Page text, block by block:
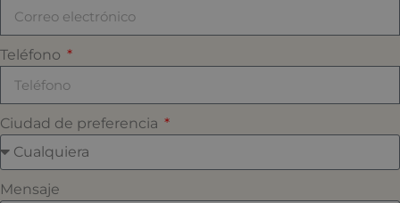
Teléfono
Ciudad de preferencia
Mensaje